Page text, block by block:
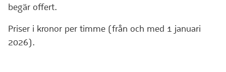
begär offert.
Priser i kronor per timme (från och med 1 januari
2026).